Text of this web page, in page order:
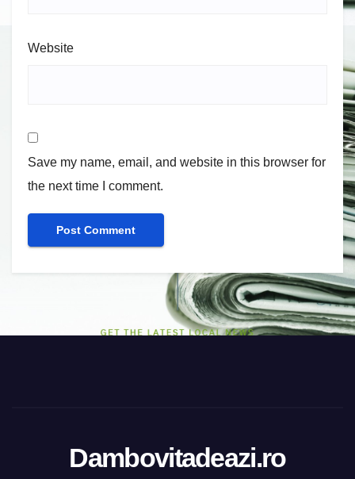
Website
Save my name, email, and website in this browser for
the next time I comment.
Dambovitadeazi.ro